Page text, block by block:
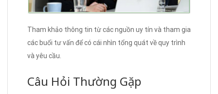
Tham khảo thông tin từ các nguồn uy tín và tham gia
các buổi tư vấn để có cái nhìn tổng quát về quy trình
và yêu cầu.
Câu Hỏi Thường Gặp